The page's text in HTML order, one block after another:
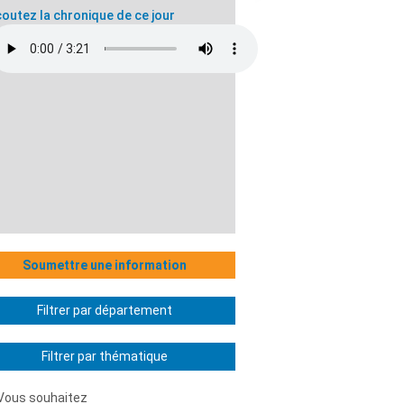
la chronique de ce jour
Soumettre une information
Filtrer par département
Filtrer par thématique
souhaitez